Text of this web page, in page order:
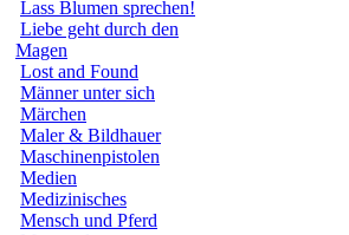
Lass Blumen sprechen!
Liebe geht durch den
Magen
Lost and Found
Männer unter sich
Märchen
Maler & Bildhauer
Maschinenpistolen
Medien
Medizinisches
Mensch und Pferd